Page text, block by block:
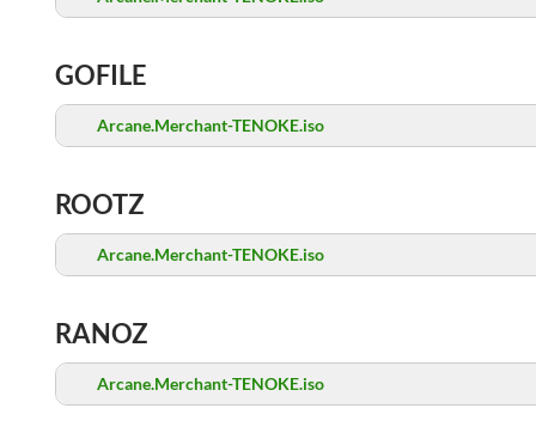
GOFILE
Arcane.Merchant-TENOKE.iso
ROOTZ
Arcane.Merchant-TENOKE.iso
RANOZ
Arcane.Merchant-TENOKE.iso